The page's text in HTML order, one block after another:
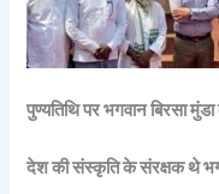
पुण्यतिथि पर भगवान बिरसा
देश की संस्कृति के संरक्षक थे